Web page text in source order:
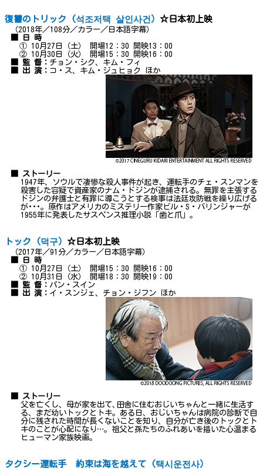
復讐のトリック (석조저택 살인사건） ☆日本初上映
（2018年／108分／カラー／日本語字幕）
■ 日 時
① 10月27日（土） 開場12：30 開映13：00
② 10月30日（火） 開場15：30 開映16：00
■ 監 督： チョン・シク、キム・フィ
■ 出 演： コ・ス、キム・ジュヒョク ほか
■ ストーリー
1947年、ソウルで凄惨な殺人事件が起き、運転手のチェ・スンマンを
殺害した容疑で資産家のナム・ドジンが逮捕される。無罪を主張する
ドジンの弁護士と有罪に導こうとする検事は法廷攻防戦を繰り広げる
が･･･。原作はアメリカのミステリー作家ビル・S・バリンジャーが
1955年に発表したサスペンス推理小説「歯と爪」。
トック (덕구） ☆日本初上映
（2017年／91分／カラー／日本語字幕）
■ 日 時
① 10月27日（土） 開場15：30 開映16：00
② 10月31日（水） 開場18：30 開映19：00
■ 監 督： パン・スイン
■ 出 演： イ・スンジェ、チョン・ジフン ほか
■ ストーリー
父を亡くし、母が家を出て､田舎に住むおじいちゃんと一緒に生活す
る、まだ幼いトックとトキ。ある日、おじいちゃんは病院の診断で自
分に残された時間が長くないことを知り、自分が亡き後のトックとト
キのことが心配になり…。祖父と孫たちのふれあいを描いた心温まる
ヒューマン家族映画。
タクシー運転手 約束は海を越えて (택시운전사）